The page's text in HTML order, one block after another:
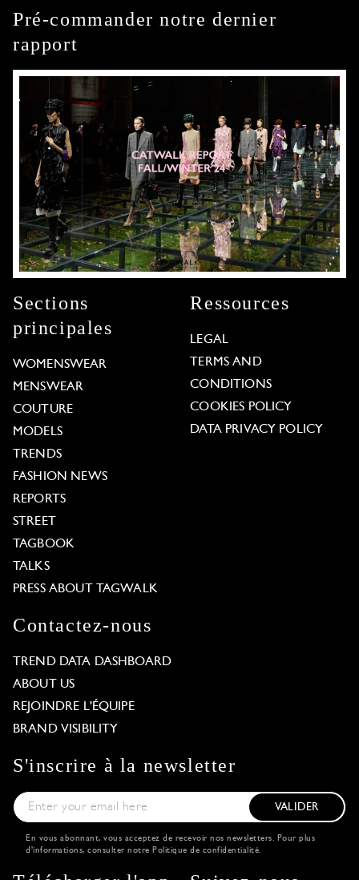
Pré-commander notre dernier
rapport
Sections
principales
WOMENSWEAR
MENSWEAR
COUTURE
MODELS
TRENDS
FASHION NEWS
REPORTS
STREET
TAGBOOK
TALKS
PRESS ABOUT TAGWALK
Ressources
LEGAL
TERMS AND
CONDITIONS
COOKIES POLICY
DATA PRIVACY POLICY
Contactez-nous
TREND DATA DASHBOARD
ABOUT US
REJOINDRE L'ÉQUIPE
BRAND VISIBILITY
S'inscrire à la newsletter
VALIDER
En vous abonnant, vous acceptez de recevoir nos newsletters. Pour plus
d'informations, consulter notre Politique de confidentialité.